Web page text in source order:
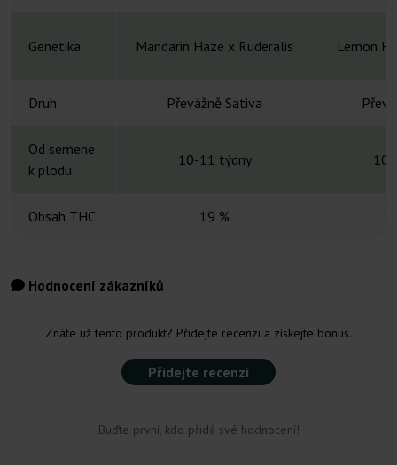
Genetika Mandarin Haze x Ruderalis Lemon
Druh Převážně Sativa
Od semene
k plodu
10-11 týdny
Obsah THC 19 %
Hodnocení zákazníků
Znáte už tento produkt? Přidejte recenzi a získejte bonus.
Přidejte recenzi
Buďte první, kdo přidá své hodnocení!